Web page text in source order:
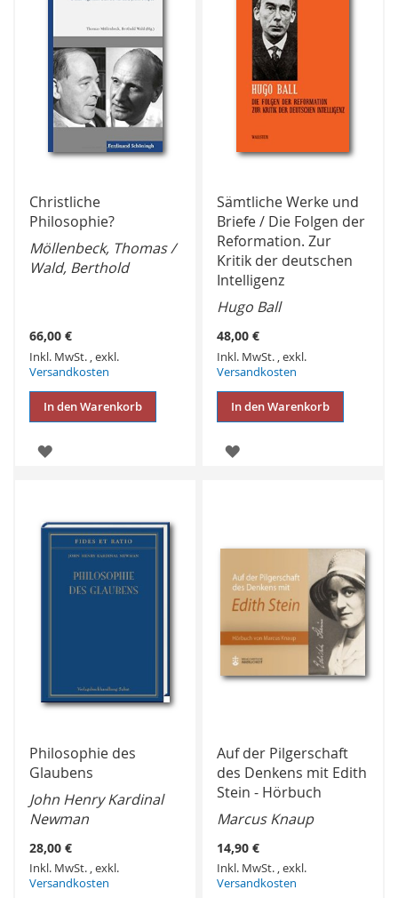
Christliche
Philosophie?
Möllenbeck, Thomas /
Wald, Berthold
66,00 €
Inkl. MwSt. ,exkl.
Versandkosten
In den Warenkorb
ZUR
Sämtliche Werke und
Briefe / Die Folgen der
Reformation. Zur
Kritik der deutschen
Intelligenz
Hugo Ball
48,00 €
Inkl. MwSt. ,exkl.
Versandkosten
In den Warenkorb
ZUR
Philosophie des
Glaubens
John Henry Kardinal
Newman
28,00 €
Inkl. MwSt. ,exkl.
Versandkosten
Auf der Pilgerschaft
des Denkens mit Edith
Stein - Hörbuch
Marcus Knaup
14,90 €
Inkl. MwSt. ,exkl.
Versandkosten